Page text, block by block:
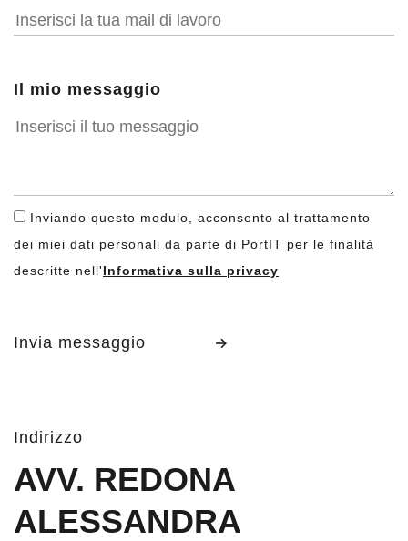
Il mio messaggio
Inviando questo modulo, acconsento al trattamento
dei miei dati personali da parte di PortIT per le finalità
descritte nell'Informativa sulla privacy
Indirizzo
AVV. REDONA
ALESSANDRA